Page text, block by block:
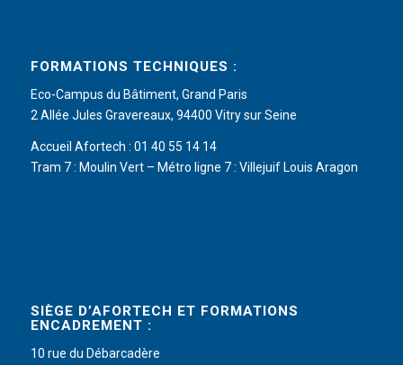
FORMATIONS TECHNIQUES :
Eco-Campus du Bâtiment, Grand Paris
2 Allée Jules Gravereaux, 94400 Vitry sur Seine
Accueil Afortech : 01 40 55 14 14
Tram 7 : Moulin Vert – Métro ligne 7 : Villejuif Louis Aragon
SIÈGE D’AFORTECH ET FORMATIONS
ENCADREMENT :
10 rue du Débarcadère